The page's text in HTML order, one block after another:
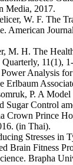
Media, 2017.
W. F. The
American
M. H. The
11(1),
Analysis
Erlbaum
P. A
Sugar Control
Crown Prince
(in Thai).
Stresses in
Brain Fitness
Brapha